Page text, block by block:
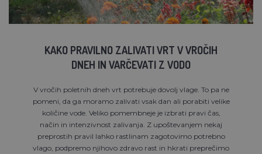
KAKO PRAVILNO ZALIVATI VRT V VROČIH
DNEH IN VARČEVATI Z VODO
V vročih poletnih dneh vrt potrebuje dovolj vlage. To pa ne
pomeni, da ga moramo zalivati vsak dan ali porabiti velike
količine vode. Veliko pomembneje je izbrati pravi čas,
način in intenzivnost zalivanja. Z upoštevanjem nekaj
preprostih pravil lahko rastlinam zagotovimo potrebno
vlago, podpremo njihovo zdravo rast in hkrati preprečimo